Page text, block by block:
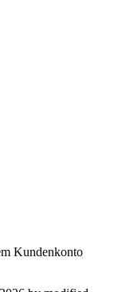
Kundenkonto